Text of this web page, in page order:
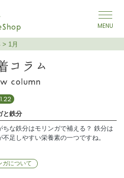
ョン
> 1月
と鉄分
ちな鉄分はモリンガで補える？ 鉄分は
不足しやすい栄養素の一つですね。
ガについて